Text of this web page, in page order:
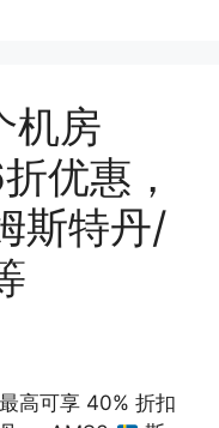
机房
优惠，
斯特丹/
高可享 40% 折扣